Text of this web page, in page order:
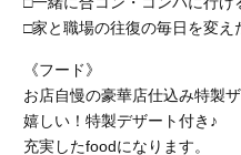
□家と職場の往復の毎日を変え
《フード》
お店自慢の豪華店仕込み特製
嬉しい！特製デザート付き♪
充実したfoodになります。